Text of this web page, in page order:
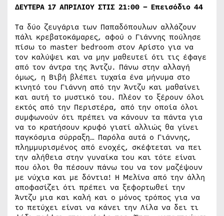
ΔΕΥΤΕΡΑ 17 ΑΠΡΙΛΙΟΥ ΣΤΙΣ 21:00 – Επεισόδιο 44
Τα δύο ζευγάρια των Παπαδόπουλων αλλάζουν
πάλι κρεβατοκάμαρες, αφού ο Γιάννης πούλησε
πίσω το master bedroom στον Αρίστο για να
τον καλύψει και να μην μαθευτεί ότι τις έφαγε
από τον άντρα της Άντζυ. Πάνω στην αλλαγή
όμως, η Βιβή βλέπει τυχαία ένα μήνυμα στο
κινητό του Γιάννη από την Άντζυ και μαθαίνει
και αυτή το μυστικό του. Πλέον το ξέρουν όλοι
εκτός από την Περιστέρα, από την οποία όλοι
συμφωνούν ότι πρέπει να κάνουν τα πάντα για
να το κρατήσουν κρυφό γιατί αλλιώς θα γίνει
παγκόσμια σύρραξη… Παρόλα αυτά ο Γιάννης,
πλημμυρισμένος από ενοχές, σκέφτεται να πει
την αλήθεια στην γυναίκα του και τότε είναι
που όλοι θα πέσουν πάνω του να τον μαζέψουν
με νύχια και με δόντια! Η Μελίνα από την άλλη
αποφασίζει ότι πρέπει να ξεφορτωθεί την
Άντζυ μια και καλή και ο μόνος τρόπος για να
το πετύχει είναι να κάνει την Λίλα να δει τι